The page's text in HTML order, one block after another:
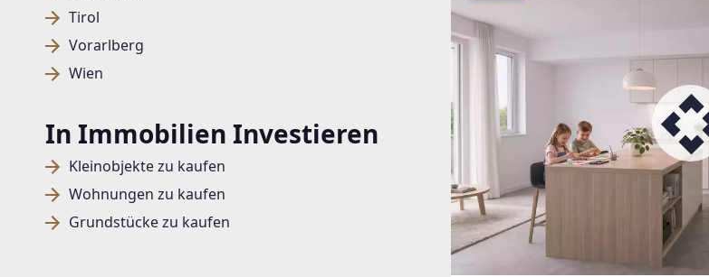
Tirol
Vorarlberg
Wien
In Immobilien Investieren
Kleinobjekte zu kaufen
Wohnungen zu kaufen
Grundstücke zu kaufen